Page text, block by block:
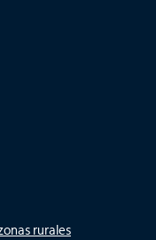
rurales